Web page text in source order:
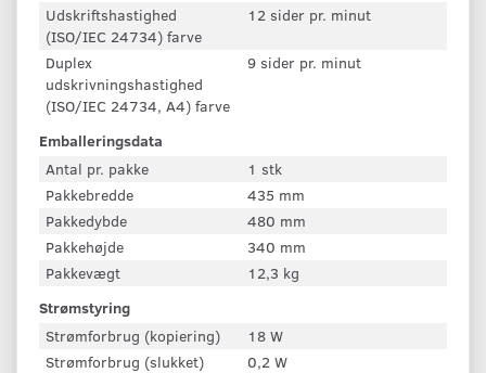
Udskriftshastighed
(ISO/IEC 24734) farve
12 sider pr. minut
Duplex
udskrivningshastighed
(ISO/IEC 24734, A4) farve
9 sider pr. minut
Emballeringsdata
Antal pr. pakke
1 stk
Pakkebredde
435 mm
Pakkedybde
480 mm
Pakkehøjde
340 mm
Pakkevægt
12,3 kg
Strømstyring
Strømforbrug (kopiering)
18 W
Strømforbrug (slukket)
0,2 W